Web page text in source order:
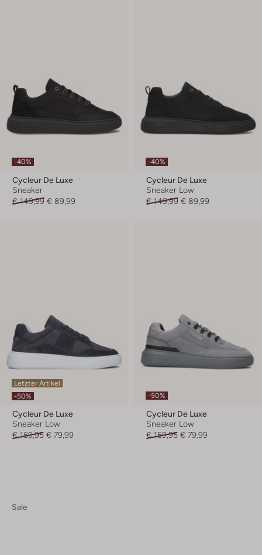
-40%
Cycleur De Luxe
Sneaker
€ 149,99 € 89,99
-40%
Cycleur De Luxe
Sneaker Low
€ 149,99 € 89,99
Letzter Artikel
-50%
Cycleur De Luxe
Sneaker Low
€ 159,95 € 79,99
-50%
Cycleur De Luxe
Sneaker Low
€ 159,95 € 79,99
Sale